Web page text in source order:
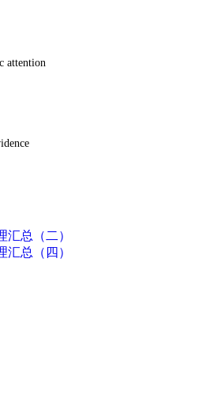
attention
总（二）
总（四）